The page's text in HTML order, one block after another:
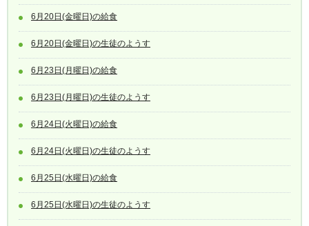
6月20日(金曜日)の給食
6月20日(金曜日)の生徒のようす
6月23日(月曜日)の給食
6月23日(月曜日)の生徒のようす
6月24日(火曜日)の給食
6月24日(火曜日)の生徒のようす
6月25日(水曜日)の給食
6月25日(水曜日)の生徒のようす